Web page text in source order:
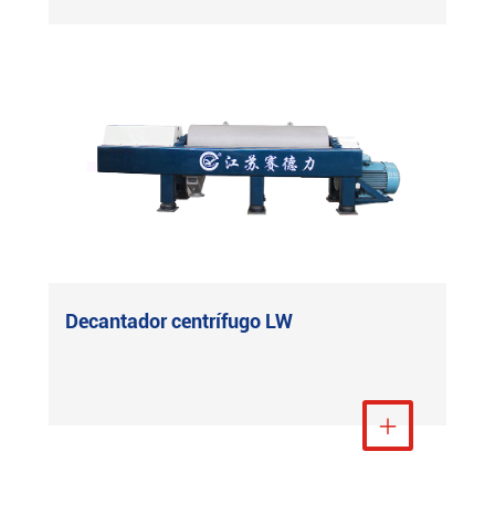
Decantador centrífugo LW
Ver más
